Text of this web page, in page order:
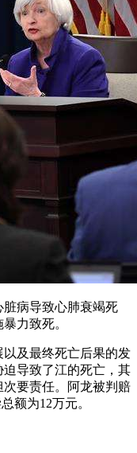
病导致心肺衰竭死
力致死。
及最终死亡后果的发
导致了江的死亡，其
要责任。阿龙被判赔
额为12万元。